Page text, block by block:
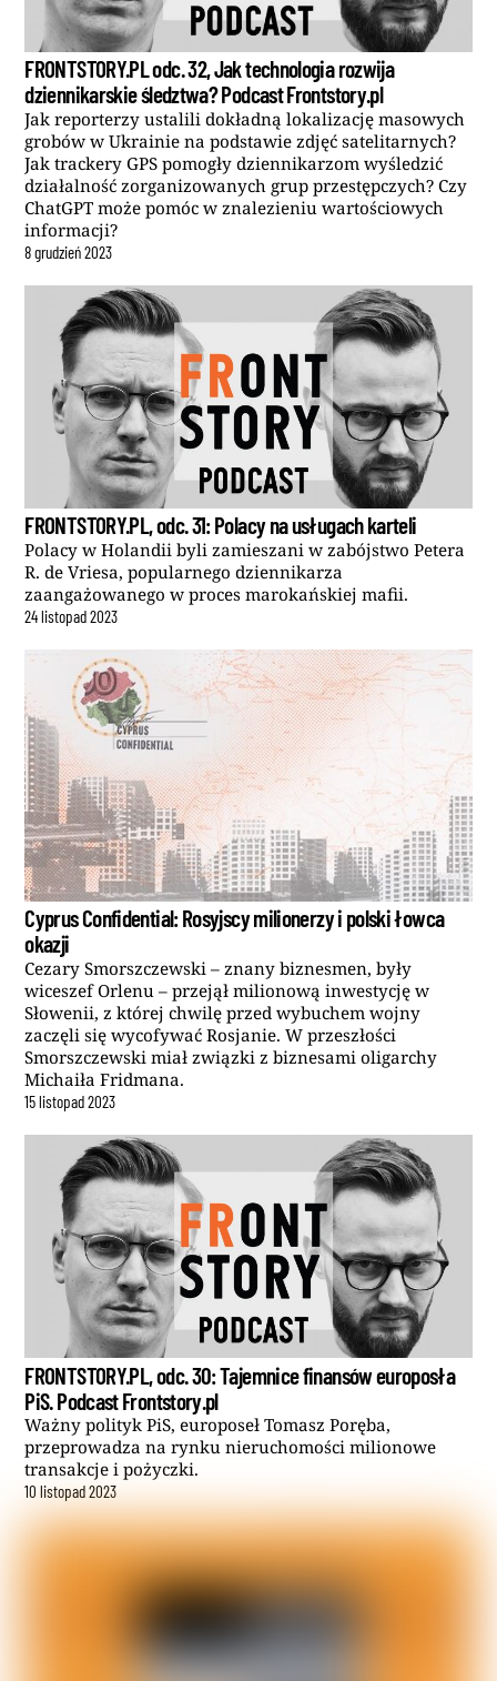
FRONTSTORY.PL odc. 32, Jak technologia rozwija
dziennikarskie śledztwa? Podcast Frontstory.pl
Jak reporterzy ustalili dokładną lokalizację masowych
grobów w Ukrainie na podstawie zdjęć satelitarnych?
Jak trackery GPS pomogły dziennikarzom wyśledzić
działalność zorganizowanych grup przestępczych? Czy
ChatGPT może pomóc w znalezieniu wartościowych
informacji?
8grudzień2023
FRONTSTORY.PL, odc. 31: Polacy na usługach karteli
Polacy w Holandii byli zamieszani w zabójstwo Petera
R. de Vriesa, popularnego dziennikarza
zaangażowanego w proces marokańskiej mafii.
24listopad2023
Cyprus Confidential: Rosyjscy milionerzy i polski łowca
okazji
Cezary Smorszczewski – znany biznesmen, były
wiceszef Orlenu – przejął milionową inwestycję w
Słowenii, z której chwilę przed wybuchem wojny
zaczęli się wycofywać Rosjanie. W przeszłości
Smorszczewski miał związki z biznesami oligarchy
Michaiła Fridmana.
15listopad2023
FRONTSTORY.PL, odc. 30: Tajemnice finansów europosła
PiS. Podcast Frontstory.pl
Ważny polityk PiS, europoseł Tomasz Poręba,
przeprowadza na rynku nieruchomości milionowe
transakcje i pożyczki.
10 listopad2023